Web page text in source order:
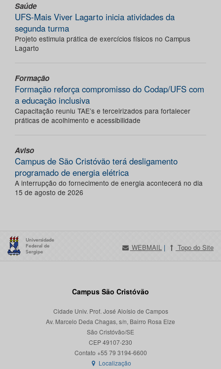
Saúde
UFS-Mais Viver Lagarto inicia atividades da
segunda turma
Projeto estimula prática de exercícios físicos no Campus
Lagarto
Formação
Formação reforça compromisso do Codap/UFS com
a educação inclusiva
Capacitação reuniu TAE’s e terceirizados para fortalecer
práticas de acolhimento e acessibilidade
Aviso
Campus de São Cristóvão terá desligamento
programado de energia elétrica
A interrupção do fornecimento de energia acontecerá no dia
15 de agosto de 2026
WEBMAIL | Topo do Site
Campus São Cristóvão
Cidade Univ. Prof. José Aloísio de Campos
Av. Marcelo Deda Chagas, s/n, Bairro Rosa Elze
São Cristóvão/SE
CEP 49107-230
Localização